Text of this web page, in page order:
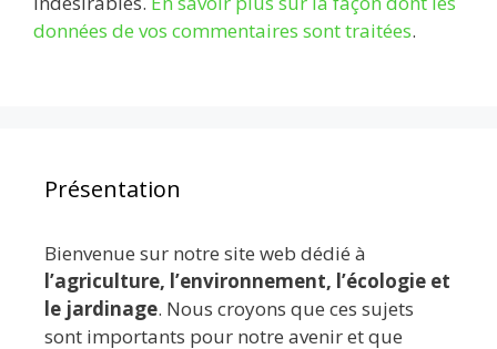
données de vos commentaires sont traitées.
Présentation
Bienvenue sur notre site web dédié à
l’agriculture, l’environnement, l’écologie et
le jardinage. Nous croyons que ces sujets
sont importants pour notre avenir et que